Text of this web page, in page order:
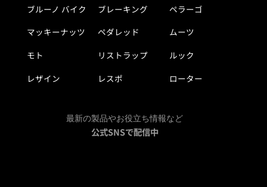
ブルーノ バイク
ブレーキング
ペラーゴ
マッキーナッツ
ペダレッド
ムーツ
モト
リストラップ
ルック
レザイン
レスポ ローター
最新の製品やお役立ち情報など
公式SNSで配信中